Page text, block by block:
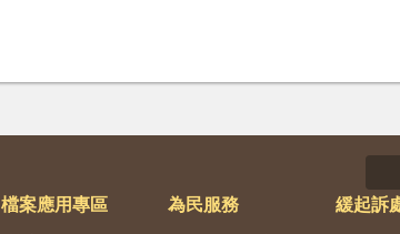
檔案應用專區 為民服務 緩起訴